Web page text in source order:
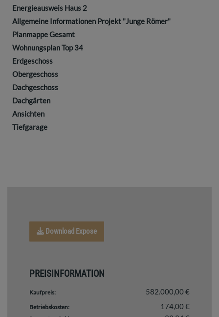
Energieausweis Haus 2
Allgemeine Informationen Projekt "Junge Römer"
Planmappe Gesamt
Wohnungsplan Top 34
Erdgeschoss
Obergeschoss
Dachgeschoss
Dachgärten
Ansichten
Tiefgarage
Download Expose
PREISINFORMATION
Kaufpreis: 582.000,00 €
Betriebskosten: 174,00 €